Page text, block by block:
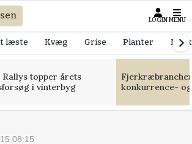
LOGIN MENU
læste Kvæg Grise Planter
Rallys topper årets
i vinterbyg
konkurrence-
08:15